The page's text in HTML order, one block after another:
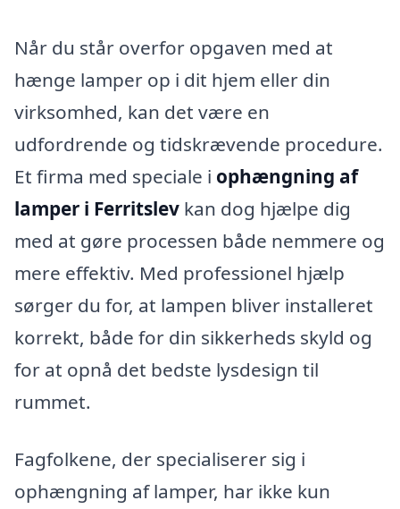
Når du står overfor opgaven med at
hænge lamper op i dit hjem eller din
virksomhed, kan det være en
udfordrende og tidskrævende procedure.
Et firma med speciale i ophængning af
lamper i Ferritslev kan dog hjælpe dig
med at gøre processen både nemmere og
mere effektiv. Med professionel hjælp
sørger du for, at lampen bliver installeret
korrekt, både for din sikkerheds skyld og
for at opnå det bedste lysdesign til
rummet.
Fagfolkene, der specialiserer sig i
ophængning af lamper, har ikke kun